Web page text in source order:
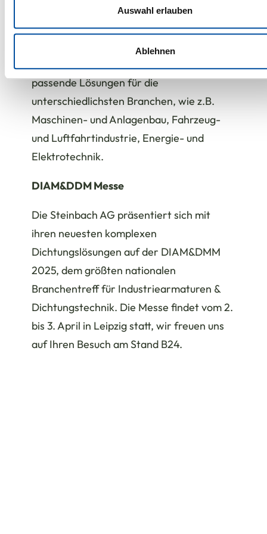
Unsere Partner führen diese Informationen möglicherweise
die sie im Rahmen Ihrer Nutzung der Dienste gesammelt
Auswahl erlauben
Ablehnen
Ob individuelle Sonderlösungen,
großvolumige Serienfertigungen oder
XXL-Dichtungen mit einer Länge von über
passende Lösungen für die
unterschiedlichsten Branchen, wie z.B.
Maschinen- und Anlagenbau, Fahrzeug-
und Luftfahrtindustrie, Energie- und
Elektrotechnik.
DIAM&DDM Messe
Die Steinbach AG präsentiert sich mit
ihren neuesten komplexen
Dichtungslösungen auf der DIAM&DMM
2025, dem größten nationalen
Branchentreff für Industriearmaturen &
Dichtungstechnik. Die Messe findet vom 2.
bis 3. April in Leipzig statt, wir freuen uns
auf Ihren Besuch am Stand B24.